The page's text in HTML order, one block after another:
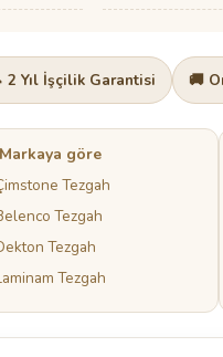
2 Yıl İşçilik Garantisi 🚚
göre
Tezgah
Tezgah
Tezgah
Tezgah